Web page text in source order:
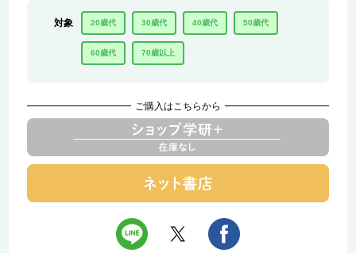
対象 20歳代 30歳代 40歳代 50歳代
60歳代 70歳以上
ご購入はこちらから